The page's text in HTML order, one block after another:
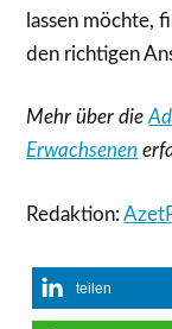
lassen möchte,
den richtigen
Mehr über die
Erwachsenen
Redaktion:
teilen